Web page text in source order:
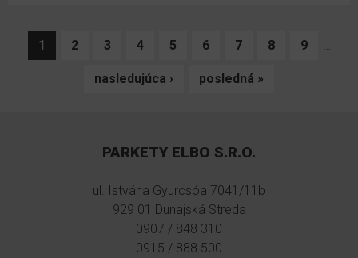
1 2 3 4 5 6 7 8 9 …
nasledujúca › posledná »
PARKETY ELBO S.R.O.
ul. Istvána Gyurcsóa 7041/11b
929 01 Dunajská Streda
0907 / 848 310
0915 / 888 500